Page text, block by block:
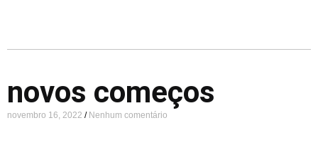
novos começos
novembro 16, 2022 Nenhum comentário